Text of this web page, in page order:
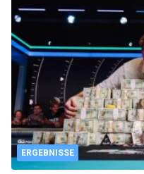
ERGEBNISSE